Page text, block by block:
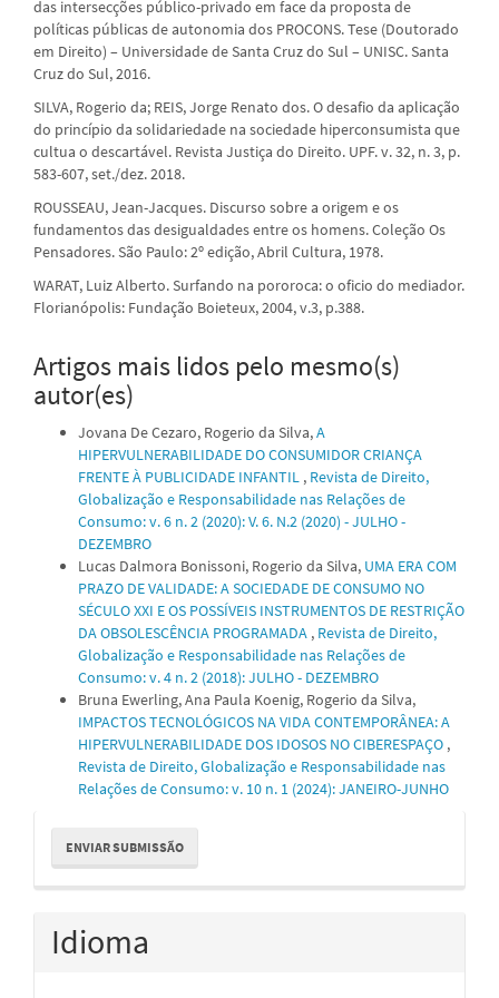
das intersecções público-privado em face da proposta de
políticas públicas de autonomia dos PROCONS. Tese (Doutorado
em Direito) – Universidade de Santa Cruz do Sul – UNISC. Santa
Cruz do Sul, 2016.
SILVA, Rogerio da; REIS, Jorge Renato dos. O desafio da aplicação
do princípio da solidariedade na sociedade hiperconsumista que
cultua o descartável. Revista Justiça do Direito. UPF. v. 32, n. 3, p.
583-607, set./dez. 2018.
ROUSSEAU, Jean-Jacques. Discurso sobre a origem e os
fundamentos das desigualdades entre os homens. Coleção Os
Pensadores. São Paulo: 2º edição, Abril Cultura, 1978.
WARAT, Luiz Alberto. Surfando na pororoca: o oficio do mediador.
Florianópolis: Fundação Boieteux, 2004, v.3, p.388.
Artigos mais lidos pelo mesmo(s)
autor(es)
Jovana De Cezaro, Rogerio da Silva,A
HIPERVULNERABILIDADE DO CONSUMIDOR CRIANÇA
FRENTE À PUBLICIDADE INFANTIL , Revista de Direito,
Globalização e Responsabilidade nas Relações de
Consumo: v. 6 n. 2 (2020): V. 6. N.2 (2020) - JULHO -
DEZEMBRO
Lucas Dalmora Bonissoni, Rogerio da Silva, UMA ERA COM
PRAZO DE VALIDADE: A SOCIEDADE DE CONSUMO NO
SÉCULO XXI E OS POSSÍVEIS INSTRUMENTOS DE RESTRIÇÃO
DA OBSOLESCÊNCIA PROGRAMADA , Revista de Direito,
Globalização e Responsabilidade nas Relações de
Consumo: v. 4 n. 2 (2018): JULHO - DEZEMBRO
Bruna Ewerling, Ana Paula Koenig, Rogerio da Silva,
IMPACTOS TECNOLÓGICOS NA VIDA CONTEMPORÂNEA: A
HIPERVULNERABILIDADE DOS IDOSOS NO CIBERESPAÇO ,
Revista de Direito, Globalização e Responsabilidade nas
Relações de Consumo: v. 10 n. 1 (2024): JANEIRO-JUNHO
Enviar
Submissão
ENVIAR SUBMISSÃO
Idioma